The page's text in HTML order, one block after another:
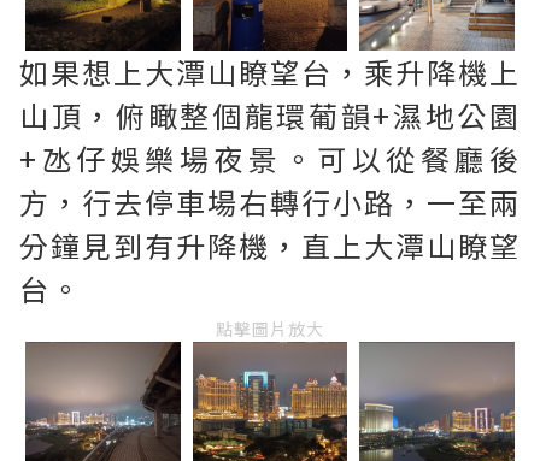
如果想上大潭山瞭望台，乘升降機上
山頂，俯瞰整個龍環葡韻+濕地公園
+氹仔娛樂場夜景。可以從餐廳後
方，行去停車場右轉行小路，一至兩
分鐘見到有升降機，直上大潭山瞭望
台。
點擊圖片放大